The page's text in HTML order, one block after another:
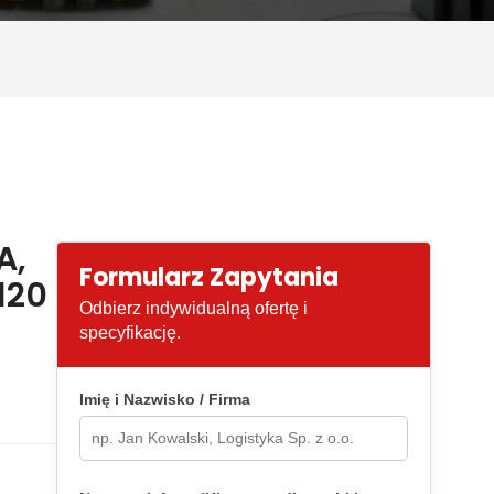
Formularz Zapytania
Odbierz indywidualną ofertę i
specyfikację.
Imię i Nazwisko / Firma